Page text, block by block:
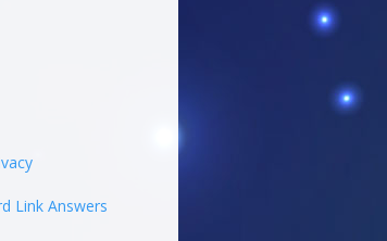
Link Answers